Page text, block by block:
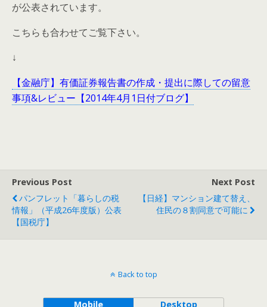
が公表されています。
こちらも合わせてご覧下さい。
↓
【金融庁】有価証券報告書の作成・提出に際しての留意
事項&レビュー【2014年4月1日付ブログ】
Previous Post
パンフレット「暮らしの税
情報」（平成26年度版）公表
【国税庁】
Next Post
【日経】マンション建て替え、
住民の８割同意で可能に
Back to top
Mobile Desktop